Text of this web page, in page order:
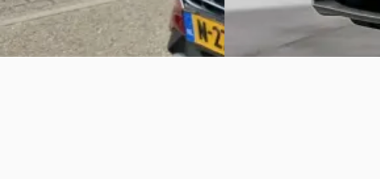
Vergelijk